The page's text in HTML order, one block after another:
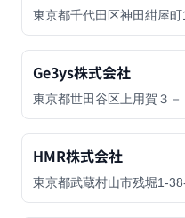
東京都千代田区神田紺屋
Ge3ys株式会社
東京都世田谷区上用賀３
HMR株式会社
東京都武蔵村山市残堀1-